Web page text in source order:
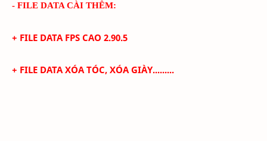
- FILE DATA CÀI THÊM:
+ FILE DATA FPS CAO 2.90.5
+ FILE DATA XÓA TÓC, XÓA GIÀY.........